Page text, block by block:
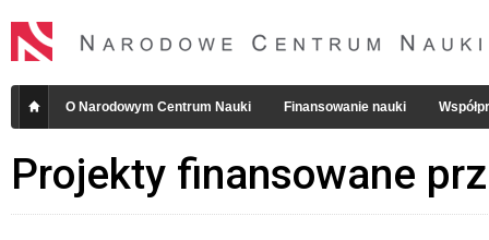
O Narodowym Centrum Nauki Finansowanie nauki
Projekty finansowane